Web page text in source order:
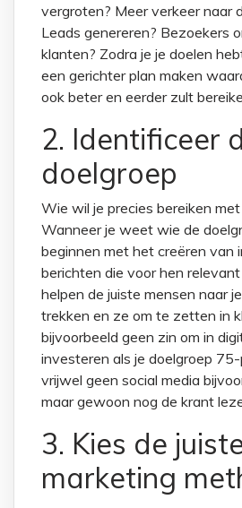
vergroten? Meer verkeer naar
Leads genereren? Bezoekers
klanten? Zodra je je doelen
een gerichter plan maken
ook beter en eerder zult
2. Identificeer
doelgroep
Wie wil je precies bereiken
Wanneer je weet wie de
beginnen met het creëren van
berichten die voor hen
helpen de juiste mensen naar
trekken en ze om te zetten in
bijvoorbeeld geen zin om in
investeren als je doelgroep 75-
vrijwel geen social media
maar gewoon nog de krant
3. Kies de
marketing